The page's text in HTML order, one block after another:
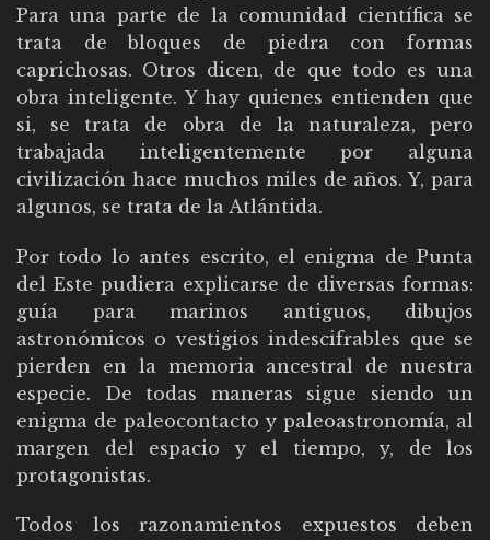
Para una parte de la comunidad científica se
trata de bloques de piedra con formas
caprichosas. Otros dicen, de que todo es una
obra inteligente. Y hay quienes entienden que
si, se trata de obra de la naturaleza, pero
trabajada inteligentemente por alguna
civilización hace muchos miles de años. Y, para
algunos, se trata de la Atlántida.
Por todo lo antes escrito, el enigma de Punta
del Este pudiera explicarse de diversas formas:
guía para marinos antiguos, dibujos
astronómicos o vestigios indescifrables que se
pierden en la memoria ancestral de nuestra
especie. De todas maneras sigue siendo un
enigma de paleocontacto y paleoastronomía, al
margen del espacio y el tiempo, y, de los
protagonistas.
Todos los razonamientos expuestos deben